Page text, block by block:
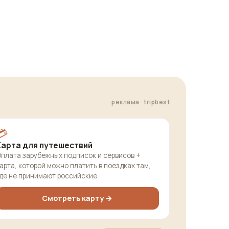
реклама · tripbest
для путешествий
зарубежных подписок и сервисов +
которой можно платить в поездках там,
не принимают российские.
Смотреть карту →